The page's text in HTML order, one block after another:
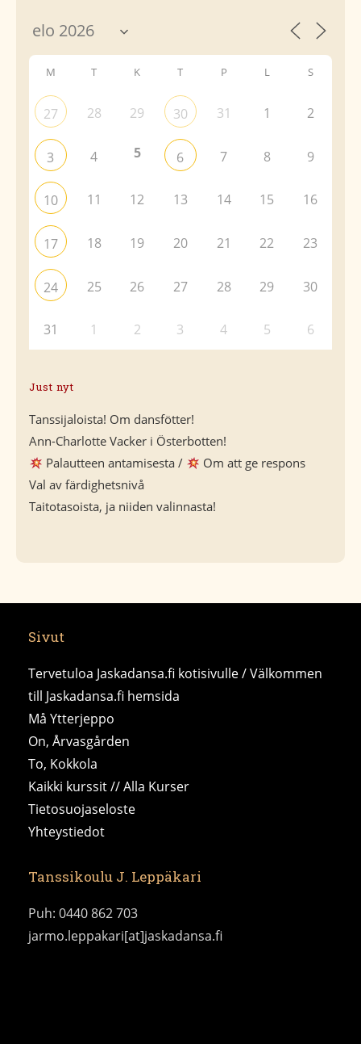
M T K T P L S
27 28 29 30 31 1 2
3 4 5 6 7 8 9
10 11 12 13 14 15 16
17 18 19 20 21 22 23
24 25 26 27 28 29 30
31 1 2 3 4 5 6
Just nyt
Tanssijaloista! Om dansfötter!
Ann-Charlotte Vacker i Österbotten!
Palautteen antamisesta /
Om att ge respons
Val av färdighetsnivå
Taitotasoista, ja niiden valinnasta!
Sivut
Tervetuloa Jaskadansa.fi kotisivulle / Välkommen
till Jaskadansa.fi hemsida
Må Ytterjeppo
On, Årvasgården
To, Kokkola
Kaikki kurssit // Alla Kurser
Tietosuojaseloste
Yhteystiedot
Tanssikoulu J. Leppäkari
Puh: 0440 862 703
jarmo.leppakari[at]jaskadansa.fi